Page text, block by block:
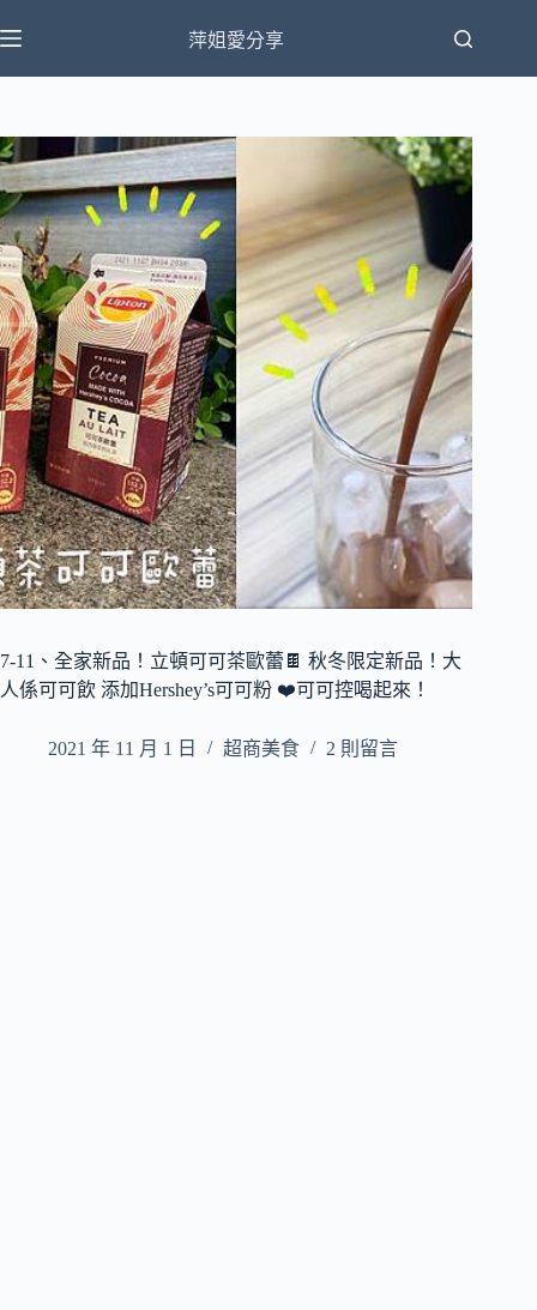
至
主
容
萍姐愛分享
7-11、全家新品！立頓可可茶歐蕾🍫 秋冬限定新品！大
人係可可飲 添加Hershey’s可可粉 ❤️可可控喝起來！
2021 年 11 月 1 日 超商美食 2 則留言